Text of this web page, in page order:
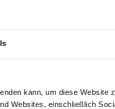
kann, um diese Website
Websites, einschließlich